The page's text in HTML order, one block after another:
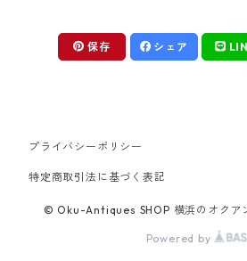
保存 シェア
プライバシーポリシー
特定商取引法に基づく表記
© Oku-Antiques SHOP 横浜のオクア
Powered by